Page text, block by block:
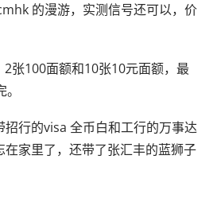
的漫游，实测信号还可以，价
张100面额和10张10元面额，最
行的visa 全币白和工行的万事达
家里了，还带了张汇丰的蓝狮子